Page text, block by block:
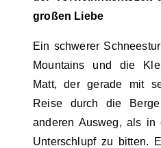
großen Liebe
Ein schwerer
Mountains und die
Matt, der gerade mit
Reise durch die
anderen Ausweg, als
Unterschlupf zu bitten.